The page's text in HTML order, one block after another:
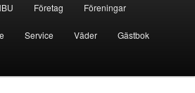
Företag Föreningar
Service Väder Gästbok